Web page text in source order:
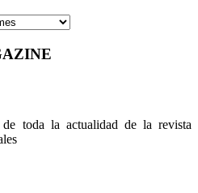
toda la actualidad de la revista